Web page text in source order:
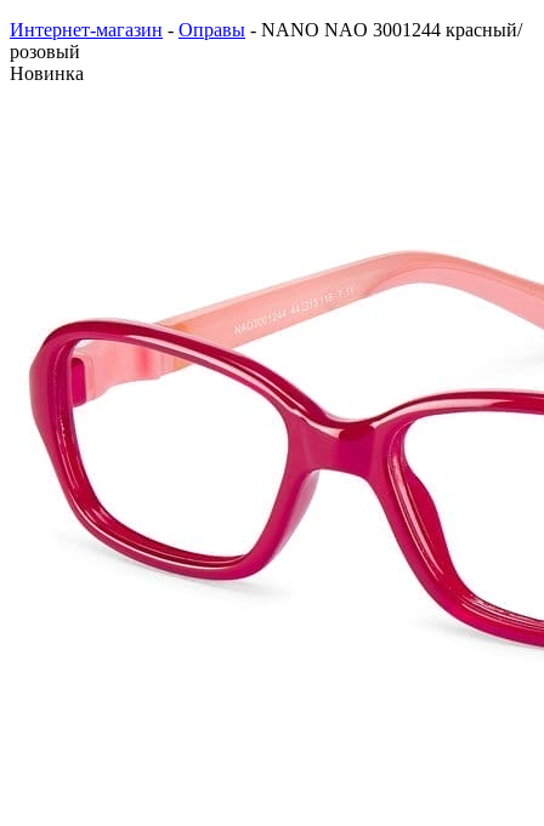
Интернет-магазин - Оправы - NANO NAO 3001244 красный/
розовый
Новинка